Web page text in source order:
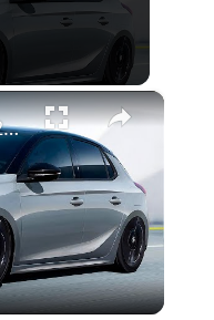
×
NOVO CORSA 2024 É REVELADO COM ATUALIZAÇÕES NO VISUAL